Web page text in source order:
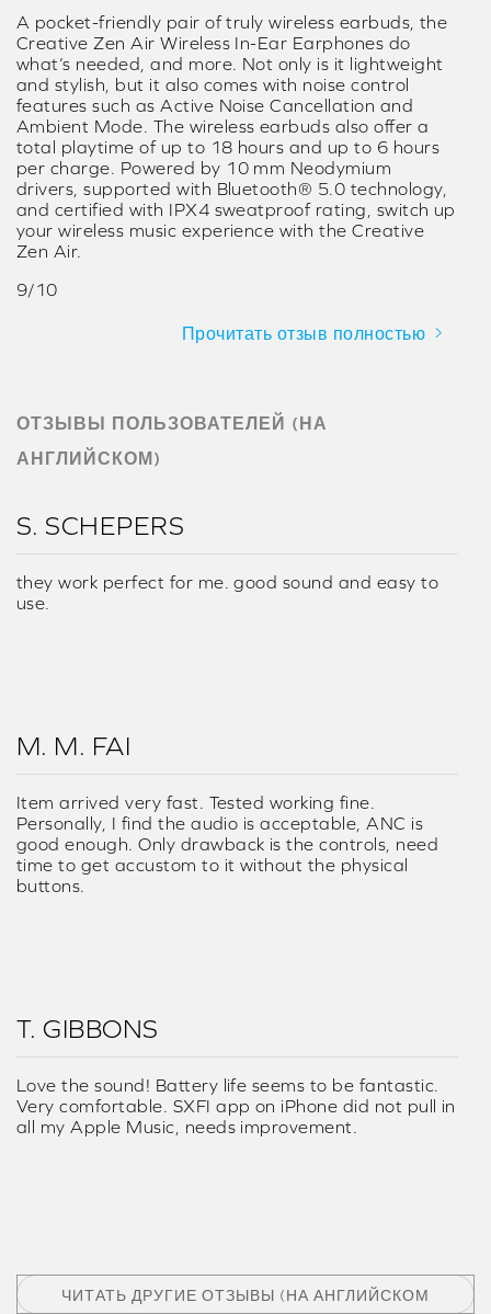
A pocket-friendly pair of truly wireless earbuds, the
Creative Zen Air Wireless In-Ear Earphones do
what’s needed, and more. Not only is it lightweight
and stylish, but it also comes with noise control
features such as Active Noise Cancellation and
Ambient Mode. The wireless earbuds also offer a
total playtime of up to 18 hours and up to 6 hours
per charge. Powered by 10 mm Neodymium
drivers, supported with Bluetooth® 5.0 technology,
and certified with IPX4 sweatproof rating, switch up
your wireless music experience with the Creative
Zen Air.
9/10
Прочитать отзыв полностью
ОТЗЫВЫ ПОЛЬЗОВАТЕЛЕЙ (НА
АНГЛИЙСКОМ)
S. SCHEPERS
they work perfect for me. good sound and easy to
use.
M. M. FAI
Item arrived very fast. Tested working fine.
Personally, I find the audio is acceptable, ANC is
good enough. Only drawback is the controls, need
time to get accustom to it without the physical
buttons.
T. GIBBONS
Love the sound! Battery life seems to be fantastic.
Very comfortable. SXFI app on iPhone did not pull in
all my Apple Music, needs improvement.
ЧИТАТЬ ДРУГИЕ ОТЗЫВЫ (НА АНГЛИЙСКОМ